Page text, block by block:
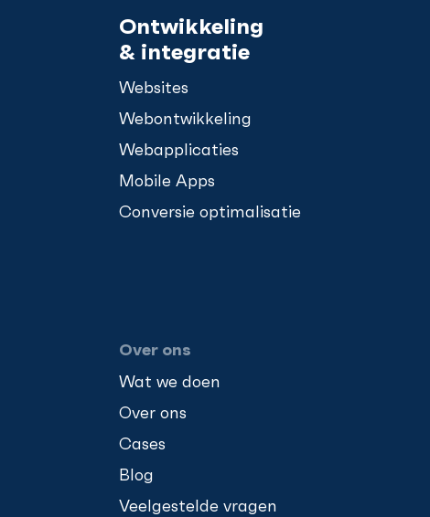
Ontwikkeling
& integratie
Websites
Webontwikkeling
Webapplicaties
Mobile Apps
Conversie optimalisatie
Over ons
Wat we doen
Over ons
Cases
Blog
Veelgestelde vragen